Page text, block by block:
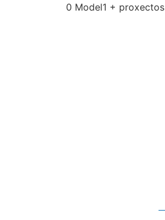
0 Model1 + proxectos